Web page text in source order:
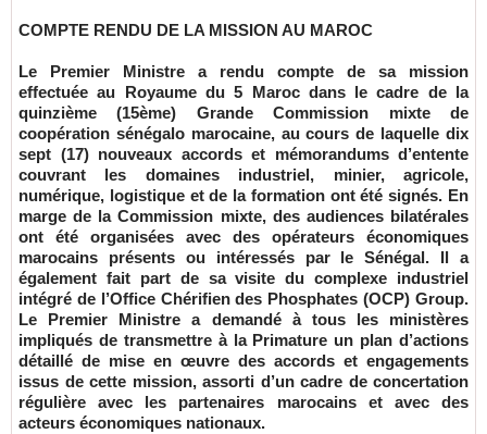
COMPTE RENDU DE LA MISSION AU MAROC
Le Premier Ministre a rendu compte de sa mission
effectuée au Royaume du 5 Maroc dans le cadre de la
quinzième (15ème) Grande Commission mixte de
coopération sénégalo marocaine, au cours de laquelle dix
sept (17) nouveaux accords et mémorandums d’entente
couvrant les domaines industriel, minier, agricole,
numérique, logistique et de la formation ont été signés. En
marge de la Commission mixte, des audiences bilatérales
ont été organisées avec des opérateurs économiques
marocains présents ou intéressés par le Sénégal. Il a
également fait part de sa visite du complexe industriel
intégré de l’Office Chérifien des Phosphates (OCP) Group.
Le Premier Ministre a demandé à tous les ministères
impliqués de transmettre à la Primature un plan d’actions
détaillé de mise en œuvre des accords et engagements
issus de cette mission, assorti d’un cadre de concertation
régulière avec les partenaires marocains et avec des
acteurs économiques nationaux.